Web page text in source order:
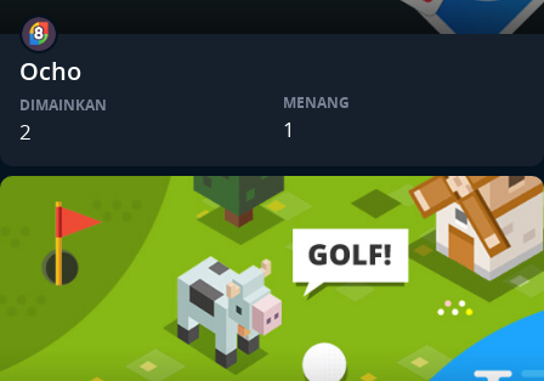
Ocho
DIMAINKAN
2
MENANG
1